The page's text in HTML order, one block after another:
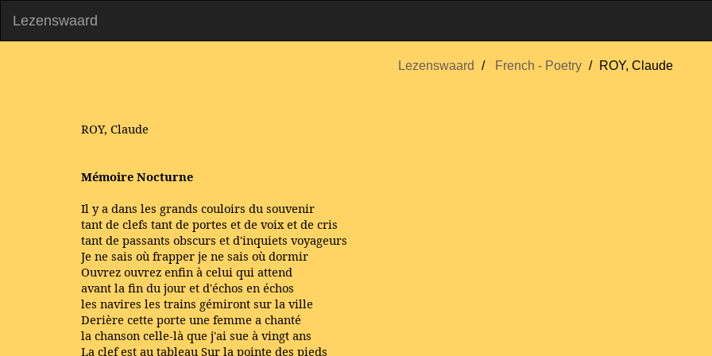
Lezenswaard
Lezenswaard French - Poetry ROY, Claude
ROY, Claude
Mémoire Nocturne
Il y a dans les grands couloirs du souvenir
tant de clefs tant de portes et de voix et de cris
tant de passants obscurs et d'inquiets voyageurs
Je ne sais où frapper je ne sais où dormir
Ouvrez ouvrez enfin à celui qui attend
avant la fin du jour et d'échos en échos
les navires les trains gémiront sur la ville
Derière cette porte une femme a chanté
la chanson celle-là que j'ai sue à vingt ans
La clef est au tableau Sur la pointe des pieds